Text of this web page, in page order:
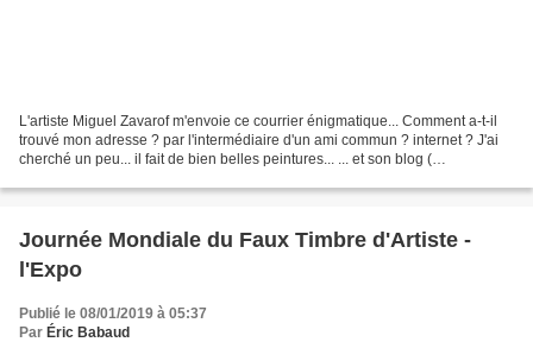
L'artiste Miguel Zavarof m'envoie ce courrier énigmatique... Comment a-t-il
trouvé mon adresse ? par l'intermédiaire d'un ami commun ? internet ? J'ai
cherché un peu... il fait de bien belles peintures... ... et son blog (
Journée Mondiale du Faux Timbre d'Artiste -
l'Expo
Publié le 08/01/2019 à 05:37
Par Éric Babaud